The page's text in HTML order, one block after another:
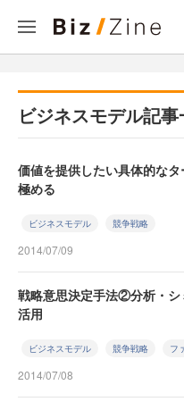
ビジネスモデル記
価値を提供したい具体的な
極める
ビジネスモデル 競争戦略
2014/07/09
戦略意思決定手法②分析・シ
活用
ビジネスモデル 競争戦略 フ
2014/07/08